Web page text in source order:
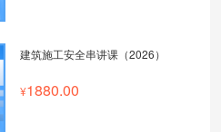
建筑施工安全串讲课（2026）
1880.00